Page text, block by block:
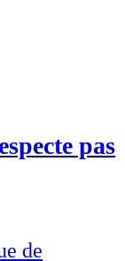
pas
de